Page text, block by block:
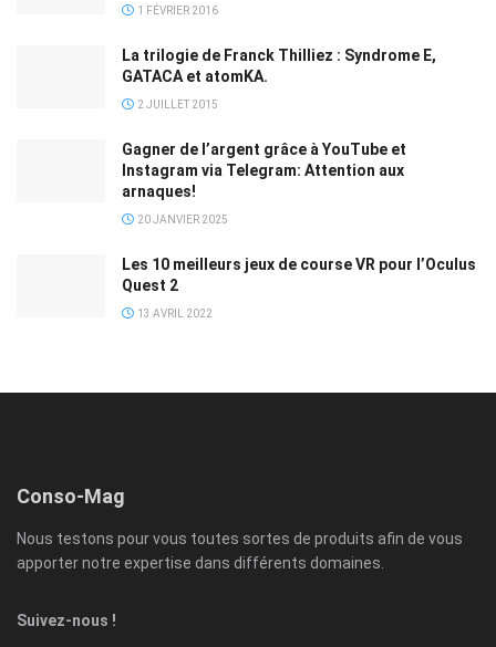
1 FÉVRIER 2016
La trilogie de Franck Thilliez : Syndrome E,
GATACA et atomKA.
2 JUILLET 2015
Gagner de l’argent grâce à YouTube et
Instagram via Telegram: Attention aux
arnaques!
20 JANVIER 2025
Les 10 meilleurs jeux de course VR pour l’Oculus
Quest 2
13 AVRIL 2022
Conso-Mag
Nous testons pour vous toutes sortes de produits afin de vous
apporter notre expertise dans différents domaines.
Suivez-nous !